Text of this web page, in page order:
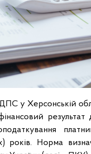
у Херсонській
результат
років. Норма